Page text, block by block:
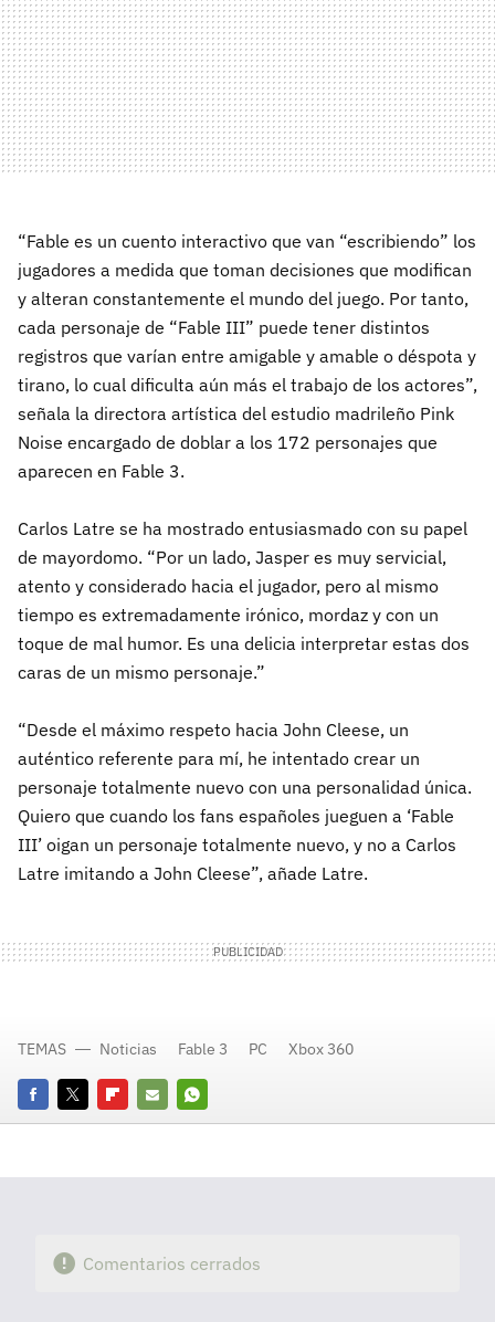
“Fable es un cuento interactivo que van “escribiendo” los
jugadores a medida que toman decisiones que modifican
y alteran constantemente el mundo del juego. Por tanto,
cada personaje de “Fable III” puede tener distintos
registros que varían entre amigable y amable o déspota y
tirano, lo cual dificulta aún más el trabajo de los actores”,
señala la directora artística del estudio madrileño Pink
Noise encargado de doblar a los 172 personajes que
aparecen en Fable 3.
Carlos Latre se ha mostrado entusiasmado con su papel
de mayordomo. “Por un lado, Jasper es muy servicial,
atento y considerado hacia el jugador, pero al mismo
tiempo es extremadamente irónico, mordaz y con un
toque de mal humor. Es una delicia interpretar estas dos
caras de un mismo personaje.”
“Desde el máximo respeto hacia John Cleese, un
auténtico referente para mí, he intentado crear un
personaje totalmente nuevo con una personalidad única.
Quiero que cuando los fans españoles jueguen a ‘Fable
III’ oigan un personaje totalmente nuevo, y no a Carlos
Latre imitando a John Cleese”, añade Latre.
FacebookTwitterFlipboard
E-
Whatsapp
TEMAS Noticias Fable 3 PC Xbox 360
Comentarios cerrados